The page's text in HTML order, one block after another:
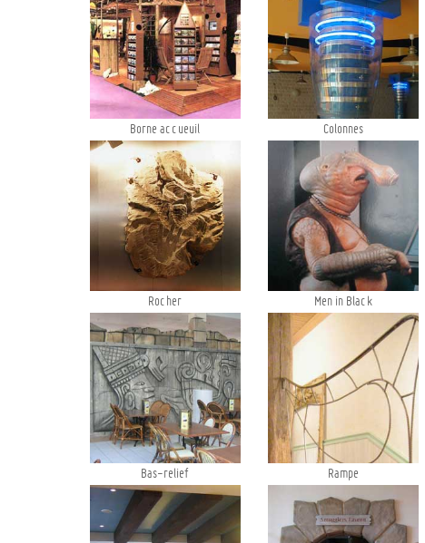
Borne accueuil Colonnes
Rocher Men in Black
Bas-relief Rampe